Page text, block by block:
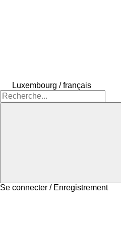
Luxembourg / français
Se connecter / Enregistrement